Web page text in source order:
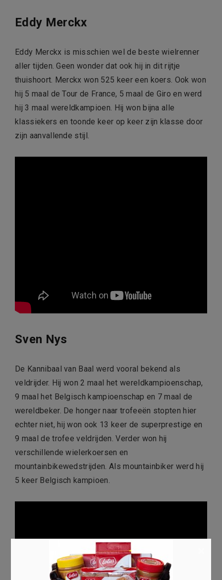
Eddy Merckx
Eddy Merckx is misschien wel de beste wielrenner
aller tijden. Geen wonder dat ook hij in dit rijtje
thuishoort. Merckx won 525 keer een koers. Ook won
hij 5 maal de Tour de France, 5 maal de Giro en werd
hij 3 maal wereldkampioen. Hij won bijna alle
klassiekers en toonde keer op keer zijn klasse door
zijn aanvallende stijl.
Sven Nys
De Kannibaal van Baal werd vooral bekend als
veldrijder. Hij won 2 maal het wereldkampioenschap,
9 maal het Belgisch kampioenschap en 7 maal de
wereldbeker. De honger naar trofeeën stopten hier
echter niet, hij won ook 13 keer de superprestige en
9 maal de trofee veldrijden. Verder won hij
verschillende wielerkoersen en
mountainbikewedstrijden. Als mountainbiker werd hij
5 keer Belgisch kampioen.